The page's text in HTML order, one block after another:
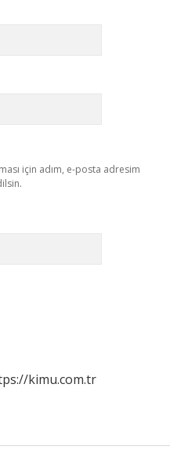
için adım, e-posta adresim
kimu.com.tr